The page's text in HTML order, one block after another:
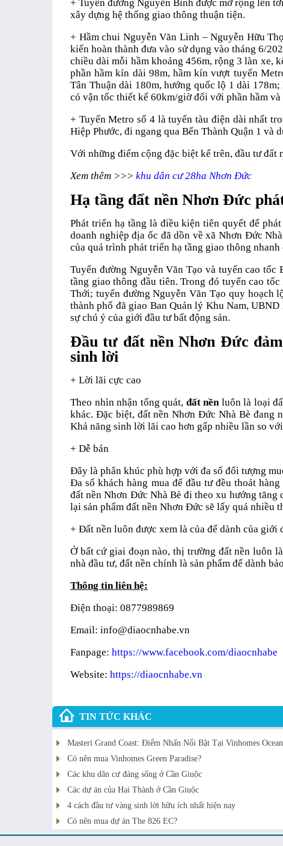
+ Tuyến đường Nguyễn Bình được mở rộng lên
xây dựng hệ thống giao thông thuận tiện.
+ Hầm chui Nguyễn Văn Linh – Nguyễn Hữu
kiến hoàn thành đưa vào sử dụng vào tháng 6/
chiều dài mỗi hầm khoảng 456m, rộng 3 làn xe,
phần hầm kín dài 98m, hầm kín vượt tuyến
Tân Thuận dài 180m, hướng quốc lộ 1 dài
có vận tốc thiết kế 60km/giờ đối với phần hầm
+ Tuyến Metro số 4 là tuyến tàu điện dài nhất
Hiệp Phước, đi ngang qua Bến Thành Quận 1 và
Với những điểm cộng đặc biệt kể trên, đầu tư
Xem thêm >>> khu dân cư 28ha Nhơn Đức
Hạ tầng đất nền Nhơn Đức
Phát triển hạ tầng là điều kiện tiên quyết để
doanh nghiệp địa ốc đã dồn về xã Nhơn Đức
của quá trình phát triển hạ tầng giao thông
Tuyến đường Nguyễn Văn Tạo và tuyến cao
tầng giao thông đầu tiên. Trong đó tuyến cao
Thới; tuyến đường Nguyễn Văn Tạo quy hoạch
thành phố đã giao Ban Quản lý Khu Nam,
sự chú ý của giới đầu tư bất động sản.
Đầu tư đất nền Nhơn Đức
sinh lời
+ Lời lãi cực cao
Theo nhìn nhận tổng quát, đất nềnluôn là loại
khác. Đặc biệt, đất nền Nhơn Đức Nhà Bè đang
Khả năng sinh lời lãi cao hơn gấp nhiều lần so
+ Dễ bán
Đây là phân khúc phù hợp với đa số đối tượng
Đa số khách hàng mua để đầu tư đều thoát
đất nền Nhơn Đức Nhà Bè đi theo xu hướng
lại sản phẩm đất nền Nhơn Đức sẽ lấy quá nhiều
+ Đất nền luôn được xem là của để dành của giới
Ở bất cứ giai đoạn nào, thị trường đất nền luôn
nhà đầu tư, đất nền chính là sản phẩm để dành
Thông tin liên hệ:
Điện thoại: 0877989869
Email: info@diaocnhabe.vn
Fanpage: https://www.facebook.com/diaocnhabe
Website: https://diaocnhabe.vn
TIN TỨC KHÁC
Masteri Grand Coast: Điểm Nhấn Nổi Bật Tại Vinhomes
Có nên mua Vinhomes Green Paradise?
Các khu dân cư đáng sống ở Cần Giuộc
Các dự án của Hai Thành ở Cần Giuộc
4 cách đầu tư vàng sinh lời hữu ích nhất hiện nay
Có nên mua dự án The 826 EC?